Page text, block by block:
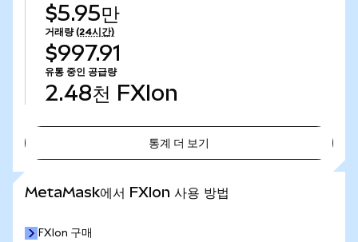
$5.95만
거래량 (24시간)
$997.91
유통 중인 공급량
2.48천 FXIon
통계 더 보기
MetaMask에서 FXIon 사용 방법
FXIon 구매